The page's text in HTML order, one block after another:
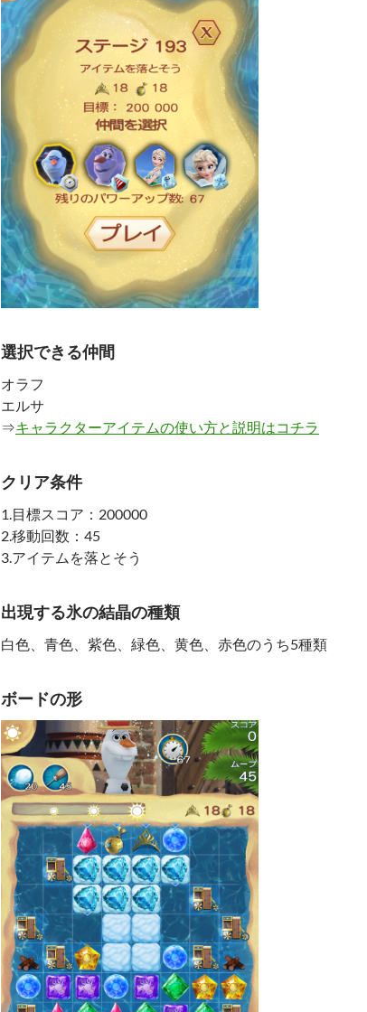
選択できる仲間
オラフ
エルサ
⇒キャラクターアイテムの使い方と説明はコチラ
クリア条件
1.目標スコア：200000
2.移動回数：45
3.アイテムを落とそう
出現する氷の結晶の種類
白色、青色、紫色、緑色、黄色、赤色のうち5種類
ボードの形